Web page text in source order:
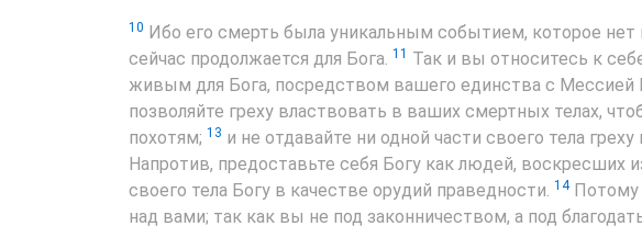
10 Ибо его смерть была уникальным событием, которое
сейчас продолжается для Бога. 11 Так и вы относитесь к
живым для Бога, посредством вашего единства с Мессией
позволяйте греху властвовать в ваших смертных телах,
похотям; 13 и не отдавайте ни одной части своего тела
Напротив, предоставьте себя Богу как людей, воскресших
своего тела Богу в качестве орудий праведности. 14Потому
над вами; так как вы не под законничеством, а под